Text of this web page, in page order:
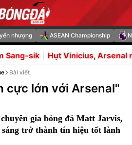
nhượng ASEAN Championship
Arsenal muốn vung tiền
Bài viết
cực lớn với Arsenal"
gia bóng đá Matt Jarvis,
sáng trở thành tín hiệu tốt lành